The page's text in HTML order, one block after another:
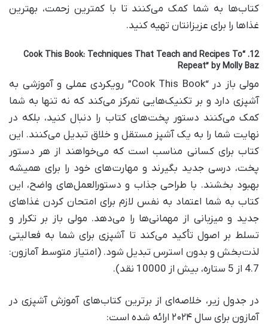
کتاب‌ها به شما کمک می‌کنند تا با کمترین زحمت، بهترین
غذاها را برای عزیزانتان تهیه کنید.
12. “Cook This Book: Techniques That Teach and Recipes To
Repeat” by Molly Baz
مولی باز در “Cook This Book” رویکردی عملی و آموزشی به
آشپزی دارد و بر تکنیک‌هایی تمرکز می‌کند که نه تنها به شما
کمک می‌کنند دستور پخت‌های کتاب را دنبال کنید، بلکه در
نهایت شما را به یک آشپز مستقل و خلاق تبدیل می‌کنند. این
کتاب برای کسانی مناسب است که می‌خواهند از هر دستور
پخت، درسی جدید بگیرند و مهارت‌های خود را برای همیشه
بهبود بخشند. با طراحی جذاب و دستورالعمل‌های واضح، این
کتاب به شما اعتماد به نفس لازم برای امتحان کردن غذاهای
جدید و میزبانی از مهمانی‌ها را می‌دهد. مولی باز بر تکرار و
تسلط بر اصول تأکید می‌کند تا آشپزی برای شما به فعالیتی
لذت‌بخش و بدون استرس تبدیل شود. (امتیاز متوسط آمازون:
4.7 از 5 ستاره، بیش از 10000 نقد).
در جدول زیر، خلاصه‌ای از برترین کتاب‌های آموزش آشپزی در
آمازون برای سال ۲۰۲۴ ارائه شده است: